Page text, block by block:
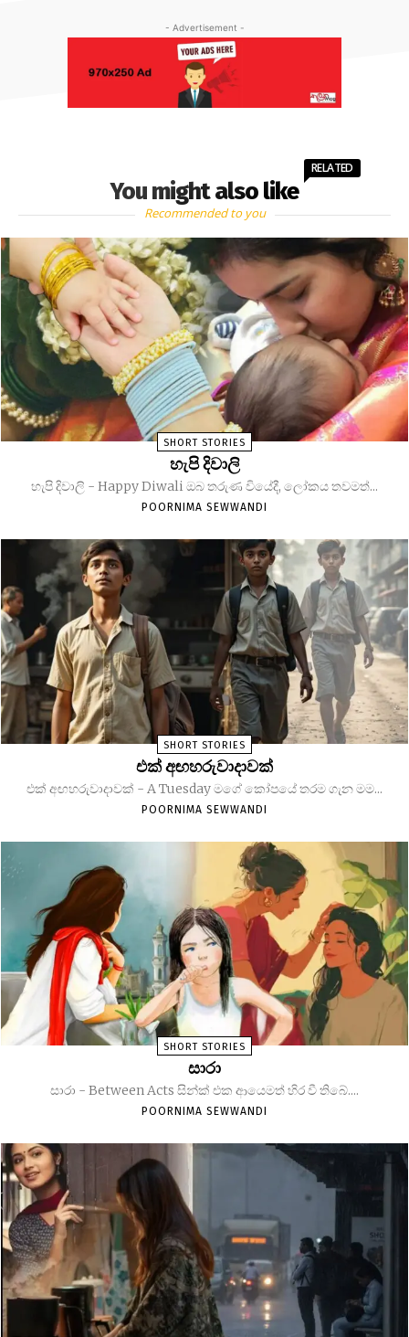
- Advertisement -
You might also like
RELATED
Recommended to you
SHORT STORIES
හැපි දිවාලි
හැපි දිවාලි - Happy Diwali ඔබ තරුණ වියේදී, ලෝකය තවමත්...
POORNIMA SEWWANDI
SHORT STORIES
එක් අඟහරුවාදාවක්
එක් අඟහරුවාදාවක් - A Tuesday මගේ කෝපයේ තරම ගැන මම...
POORNIMA SEWWANDI
SHORT STORIES
සාරා
සාරා - Between Acts සින්ක් එක ආයෙමත් හිර වී තිබේ....
POORNIMA SEWWANDI